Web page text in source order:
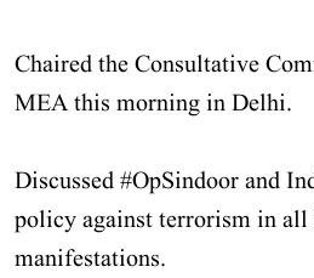
Chaired the Consultative
MEA this morning in Delhi.
Discussed#OpSindoorand
policy against terrorism in
manifestations.